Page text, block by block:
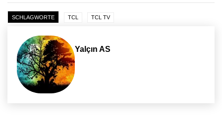
SCHLAGWORTE TCL TCL TV
Yalçın AS